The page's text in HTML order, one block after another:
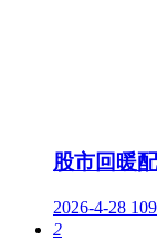
股市回暖
2026-4-28
2